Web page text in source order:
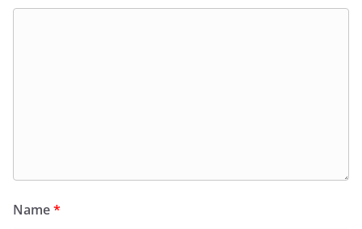
Name*